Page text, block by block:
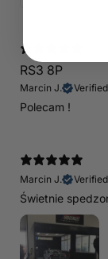
RS3 8P
Marcin J.
Polecam !
Marcin J.
Świetnie